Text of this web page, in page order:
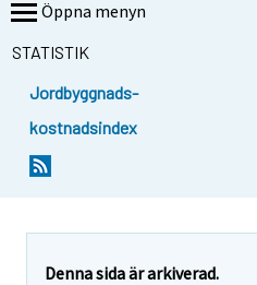
Öppna menyn
STATISTIK
Jordbyggnads-
kostnadsindex
Denna sida är arkiverad.